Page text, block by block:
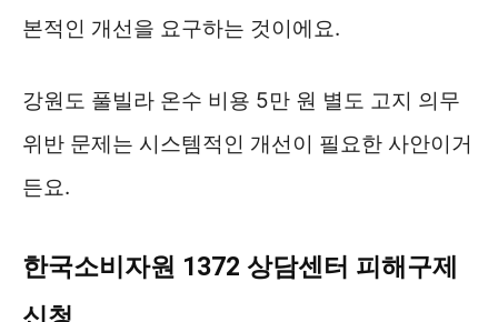
본적인 개선을 요구하는 것이에요.
강원도 풀빌라 온수 비용 5만 원 별도 고지 의무
위반 문제는 시스템적인 개선이 필요한 사안이거
든요.
한국소비자원 1372 상담센터 피해구제